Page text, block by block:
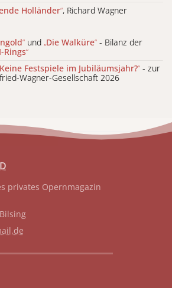
Holländer“, Richard Wagner
“ und „Die Walküre“ - Bilanz der
Rings“
Keine Festspiele im Jubiläumsjahr?“ - zur
Wagner-Gesellschaft 2026
privates Opernmagazin